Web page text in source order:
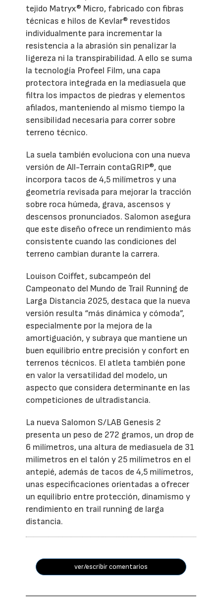
tejido Matryx® Micro, fabricado con fibras
técnicas e hilos de Kevlar® revestidos
individualmente para incrementar la
resistencia a la abrasión sin penalizar la
ligereza ni la transpirabilidad. A ello se suma
la tecnología Profeel Film, una capa
protectora integrada en la mediasuela que
filtra los impactos de piedras y elementos
afilados, manteniendo al mismo tiempo la
sensibilidad necesaria para correr sobre
terreno técnico.
La suela también evoluciona con una nueva
versión de All-Terrain contaGRIP®, que
incorpora tacos de 4,5 milímetros y una
geometría revisada para mejorar la tracción
sobre roca húmeda, grava, ascensos y
descensos pronunciados. Salomon asegura
que este diseño ofrece un rendimiento más
consistente cuando las condiciones del
terreno cambian durante la carrera.
Louison Coiffet, subcampeón del
Campeonato del Mundo de Trail Running de
Larga Distancia 2025, destaca que la nueva
versión resulta “más dinámica y cómoda”,
especialmente por la mejora de la
amortiguación, y subraya que mantiene un
buen equilibrio entre precisión y confort en
terrenos técnicos. El atleta también pone
en valor la versatilidad del modelo, un
aspecto que considera determinante en las
competiciones de ultradistancia.
La nueva Salomon S/LAB Genesis 2
presenta un peso de 272 gramos, un drop de
6 milímetros, una altura de mediasuela de 31
milímetros en el talón y 25 milímetros en el
antepié, además de tacos de 4,5 milímetros,
unas especificaciones orientadas a ofrecer
un equilibrio entre protección, dinamismo y
rendimiento en trail running de larga
distancia.
ver/escribir comentarios